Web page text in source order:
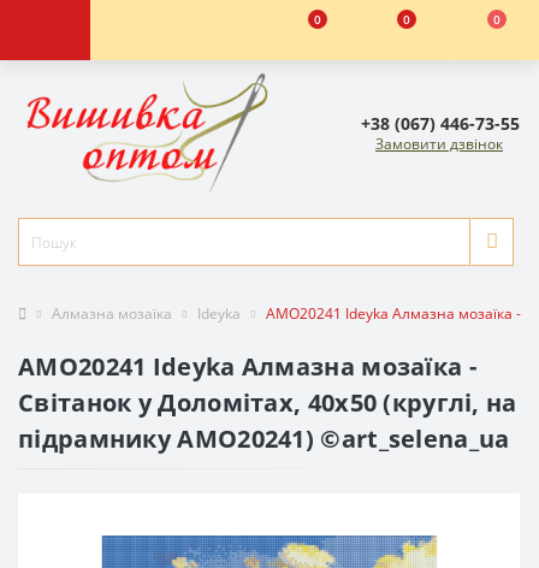
0 0 0
+38 (067) 446-73-55
Замовити дзвінок
Алмазна мозаїка Ideyka AMO20241 Ideyka Алмазна мозаїка -
AMO20241 Ideyka Алмазна мозаїка -
Світанок у Доломітах, 40х50 (круглі, на
підрамнику AMO20241) ©art_selena_ua